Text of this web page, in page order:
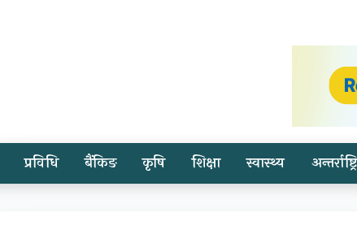
प्रविधि बैंकिङ कृषि शिक्षा स्वास्थ्य